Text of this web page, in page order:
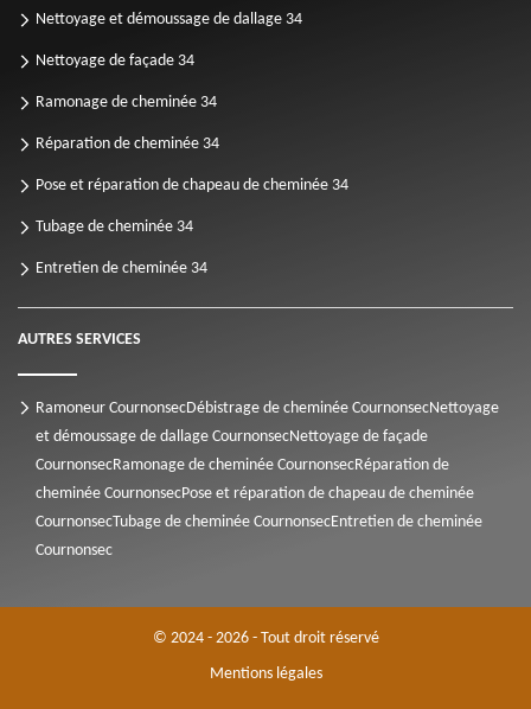
Nettoyage et démoussage de dallage 34
Nettoyage de façade 34
Ramonage de cheminée 34
Réparation de cheminée 34
Pose et réparation de chapeau de cheminée 34
Tubage de cheminée 34
Entretien de cheminée 34
AUTRES SERVICES
Ramoneur CournonsecDébistrage de cheminée CournonsecNettoyage
et démoussage de dallage CournonsecNettoyage de façade
CournonsecRamonage de cheminée CournonsecRéparation de
cheminée CournonsecPose et réparation de chapeau de cheminée
CournonsecTubage de cheminée CournonsecEntretien de cheminée
Cournonsec
© 2024 - 2026 - Tout droit réservé
Mentions légales